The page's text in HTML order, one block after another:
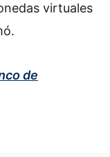
virtuales
de